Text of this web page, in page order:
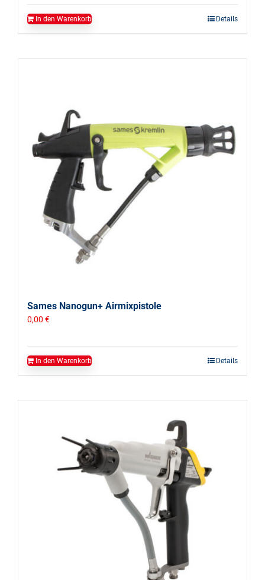
In den Warenkorb Details
Sames Nanogun+ Airmixpistole
0,00 €
In den Warenkorb Details